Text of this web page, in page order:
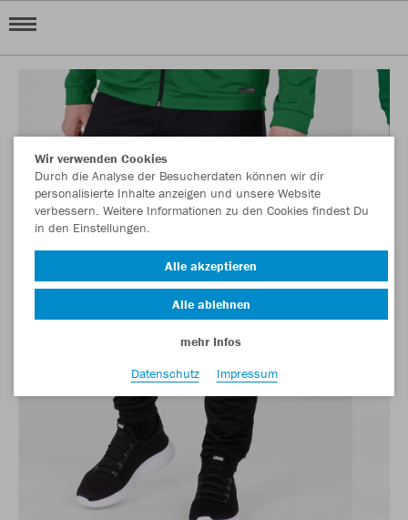
Wir verwenden Cookies
Durch die Analyse der Besucherdaten können wir dir
personalisierte Inhalte anzeigen und unsere Website
verbessern. Weitere Informationen zu den Cookies findest Du
in den Einstellungen.
Alle akzeptieren
Alle ablehnen
mehr Infos
Datenschutz
Impressum